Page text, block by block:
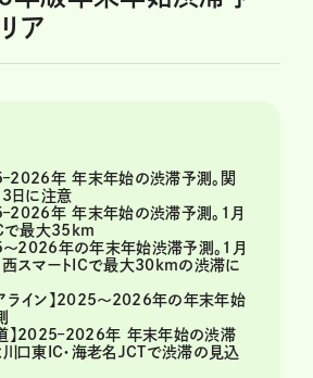
ア
年 年末年始の渋滞予測。関
3日に注意
年 年末年始の渋滞予測。1月
で最大35km
～2026年の年末年始渋滞予測。1月
西スマートICで最大30kmの渋滞に
アライン】2025～2026年の年末年始
道】2025–2026年 年末年始の渋滞
川口東IC・海老名JCTで渋滞の見込